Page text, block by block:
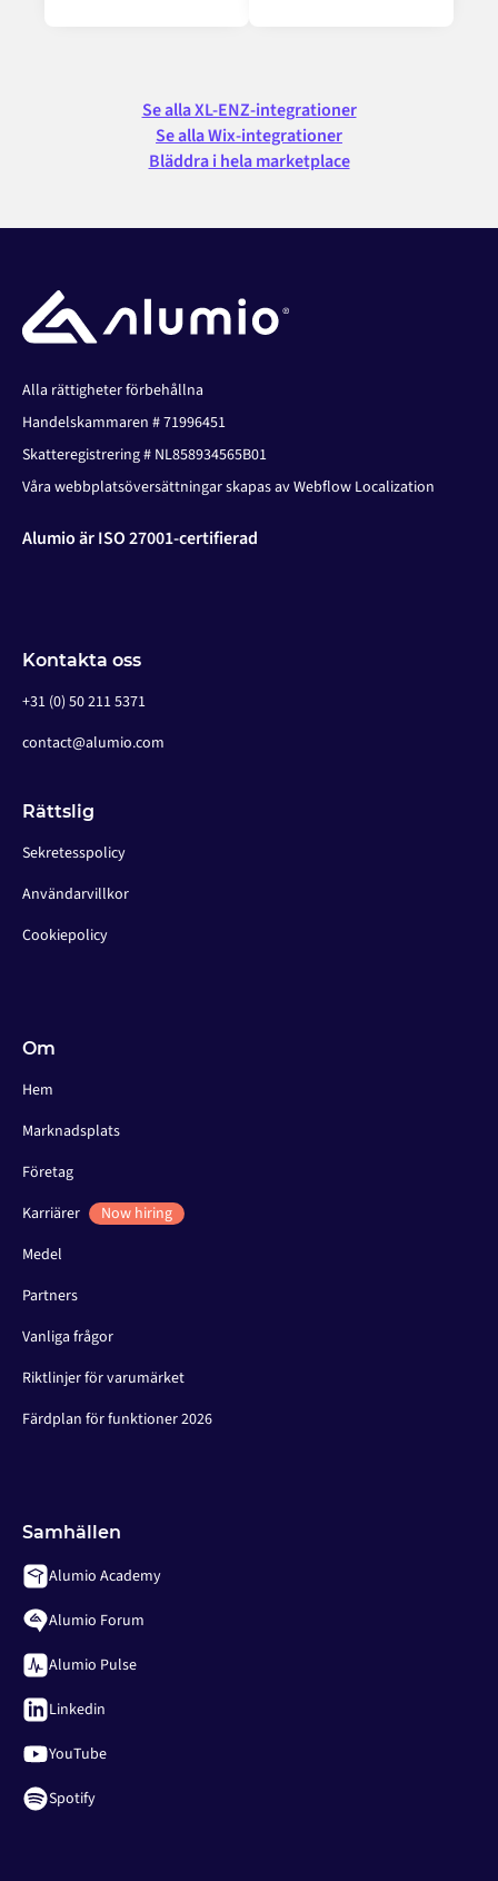
Se alla XL-ENZ-integrationer
Se alla Wix-integrationer
Bläddra i hela marketplace
Alla rättigheter förbehållna
Handelskammaren # 71996451
Skatteregistrering # NL858934565B01
Våra webbplatsöversättningar skapas av Webflow Localization
Alumio är ISO 27001-certifierad
Kontakta oss
+31 (0) 50 211 5371
contact@alumio.com
Rättslig
Sekretesspolicy
Användarvillkor
Cookiepolicy
Om
Hem
Marknadsplats
Företag
Karriärer
Now hiring
Medel
Partners
Vanliga frågor
Riktlinjer för varumärket
Färdplan för funktioner 2026
Samhällen
Alumio Academy
Alumio Forum
Alumio Pulse
Linkedin
YouTube
Spotify